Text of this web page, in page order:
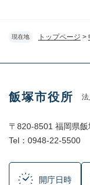
現在地 トップページ >
飯塚市役所
〒820-8501 福岡県
Tel：0948-22-5500
開庁日時